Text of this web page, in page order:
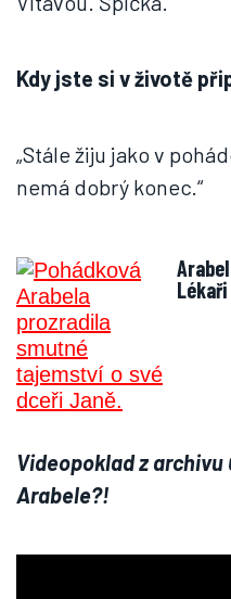
Kdy jste si v životě
„Stále žiju jako v
nemá dobrý konec.“
Videopoklad z
Arabele?!